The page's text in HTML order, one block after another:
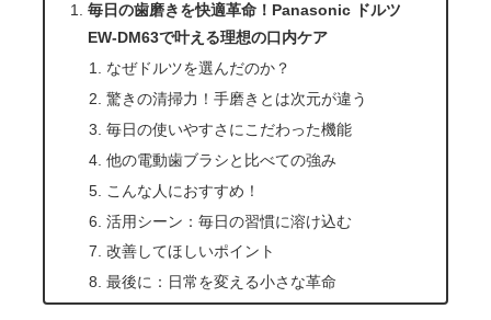
毎日の歯磨きを快適革命！Panasonic ドルツ
EW-DM63で叶える理想の口内ケア
なぜドルツを選んだのか？
驚きの清掃力！手磨きとは次元が違う
毎日の使いやすさにこだわった機能
他の電動歯ブラシと比べての強み
こんな人におすすめ！
活用シーン：毎日の習慣に溶け込む
改善してほしいポイント
最後に：日常を変える小さな革命